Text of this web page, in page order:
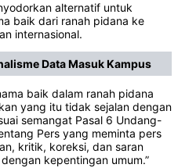
alternatif untuk
baik dari ranah pidana ke
internasional.
Data Masuk Kampus
baik dalam ranah pidana
yang itu tidak sejalan dengan
semangat Pasal 6 Undang-
Pers yang meminta pers
kritik, koreksi, dan saran
kepentingan umum.”